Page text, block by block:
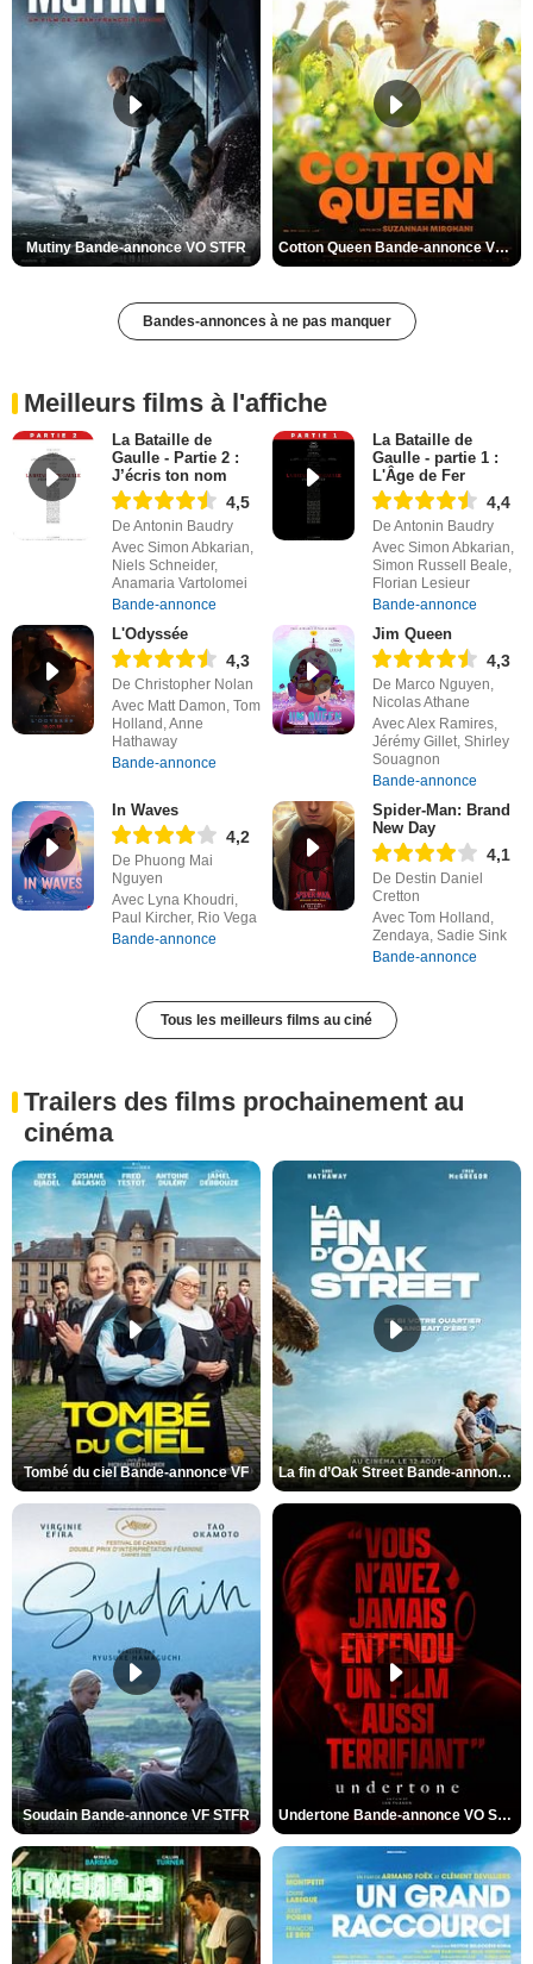
Mutiny Bande-annonce VO STFR Cotton Queen Bande-annonce VO STFR
Bandes-annonces à ne pas manquer
Meilleurs films à l'affiche
La Bataille de
Gaulle - Partie 2 :
J’écris ton nom
4,5
De Antonin Baudry
Avec Simon Abkarian,
Niels Schneider,
Anamaria Vartolomei
Bande-annonce
La Bataille de
Gaulle - partie 1 :
L'Âge de Fer
4,4
De Antonin Baudry
Avec Simon Abkarian,
Simon Russell Beale,
Florian Lesieur
Bande-annonce
L'Odyssée
4,3
De Christopher Nolan
Avec Matt Damon, Tom
Holland, Anne
Hathaway
Bande-annonce
Jim Queen
4,3
De Marco Nguyen,
Nicolas Athane
Avec Alex Ramires,
Jérémy Gillet, Shirley
Souagnon
Bande-annonce
In Waves
4,2
De Phuong Mai
Nguyen
Avec Lyna Khoudri,
Paul Kircher, Rio Vega
Bande-annonce
Spider-Man: Brand
New Day
4,1
De Destin Daniel
Cretton
Avec Tom Holland,
Zendaya, Sadie Sink
Bande-annonce
Tous les meilleurs films au ciné
Trailers des films prochainement au
cinéma
Tombé du ciel Bande-annonce VF La fin d’Oak Street Bande-annonce VO STFR
Soudain Bande-annonce VF STFR Undertone Bande-annonce VO STFR